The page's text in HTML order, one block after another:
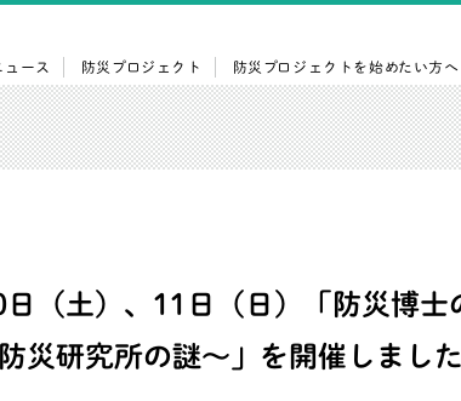
ュース 防災プロジェクト 防災プロジェクトを始めたい方へ
（土）、11日（日）「防災博士
災研究所の謎～」を開催しました